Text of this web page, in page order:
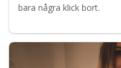
bara några klick bort.